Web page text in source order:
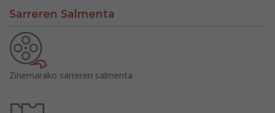
Sarreren Salmenta
Zinemarako sarreren salmenta